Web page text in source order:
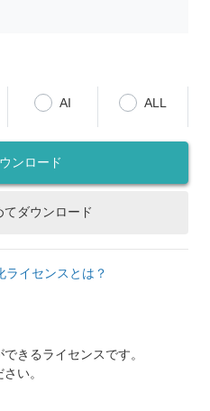
AI ALL
ンロード
てダウンロード
ライセンスとは？
きるライセンスです。
い。